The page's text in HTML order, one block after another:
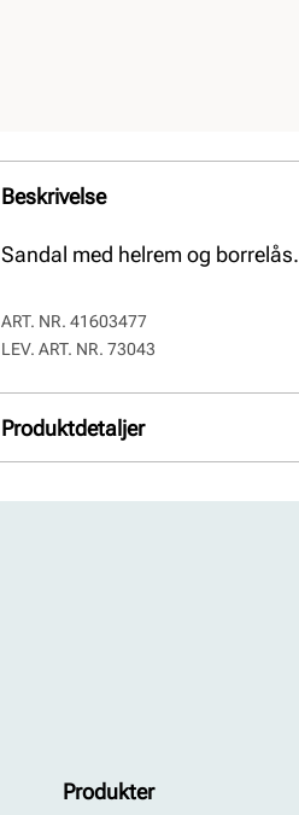
Beskrivelse
Sandal med helrem og borrelås.
ART. NR. 41603477
LEV. ART. NR. 73043
Produktdetaljer
Produkter